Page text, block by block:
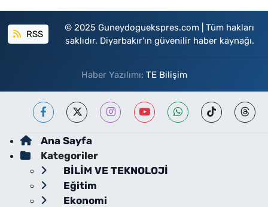
RSS
© 2025 Guneydoguekspres.com | Tüm hakları
saklıdır. Diyarbakır'ın güvenilir haber kaynağı.
Haber Yazılımı: TE Bilişim
Ana Sayfa
Kategoriler
BİLİM VE TEKNOLOJİ
Eğitim
Ekonomi